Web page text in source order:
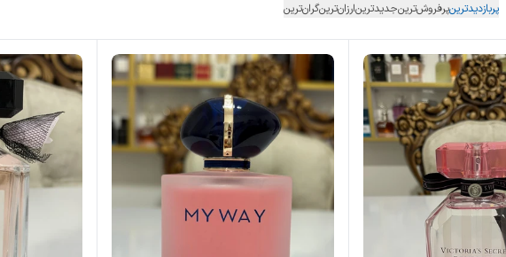
پربازدیدترینپرفروش‌ترینجدیدترینارزان‌ترینگران‌ترین